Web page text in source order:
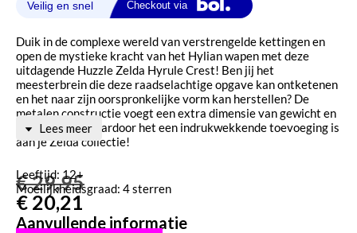
Duik in de complexe wereld van verstrengelde kettingen en
open de mystieke kracht van het Hylian wapen met deze
uitdagende Huzzle Zelda Hyrule Crest! Ben jij het
meesterbrein die deze raadselachtige opgave kan ontketenen
en het naar zijn oorspronkelijke vorm kan herstellen? De
metalen constructie voegt een extra dimensie van gewicht en
realisme toe, waardoor het een indrukwekkende toevoeging is
aan je Zelda collectie!
Leeftijd: 12+
Moeilijkheidsgraad: 4 sterren
Aanvullende informatie
Lees meer
€29,95
€ 20,21